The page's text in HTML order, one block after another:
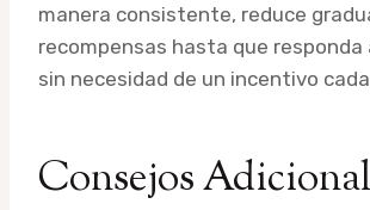
manera consistente, reduce
recompensas hasta que responda
sin necesidad de un incentivo
Consejos